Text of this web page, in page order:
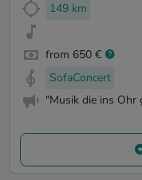
149 km
from 650 €
SofaConcert
"Musik die ins